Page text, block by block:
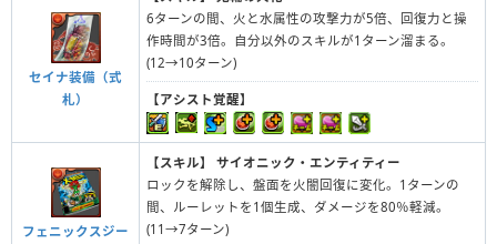
セイナ装備（式
札）
6ターンの間、火と水属性の攻撃力が5倍、回復力と操
作時間が3倍。自分以外のスキルが1ターン溜まる。
(12→10ターン)
【アシスト覚醒】
フェニックスジー
【スキル】
サイオニック・エンティティー
ロックを解除し、盤面を火闇回復に変化。1ターンの
間、ルーレットを1個生成、ダメージを80％軽減。
(11→7ターン)